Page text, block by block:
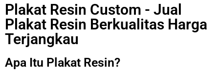
Plakat Resin Custom - Jual
Plakat Resin Berkualitas Harga
Terjangkau
Apa Itu Plakat Resin?